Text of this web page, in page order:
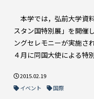
本学では，弘前大学資
スタン国特別展」を開催
ングセレモニーが実施
４月に同国大使による特
2015.02.19
イベント
国際